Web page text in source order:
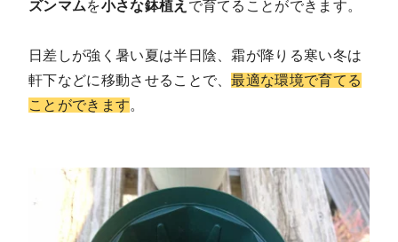
ズンマムを小さな鉢植え で育てることができます。
日差しが強く暑い夏は半日陰、霜が降りる寒い冬は
軒下などに移動させることで、最適な環境で育てる
ことができます。